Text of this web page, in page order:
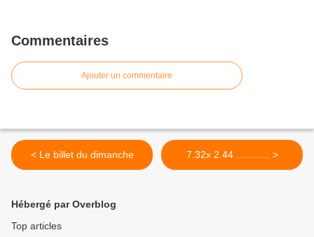
Commentaires
Ajouter un commentaire
< Le billet du dimanche 7.32x 2.44 ............ >
Hébergé par Overblog
Top articles